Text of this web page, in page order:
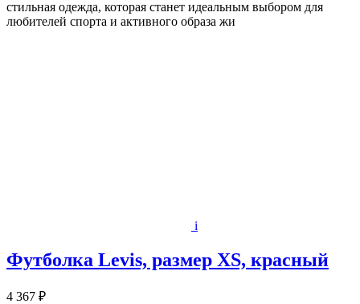
стильная одежда, которая станет идеальным выбором для
любителей спорта и активного образа жи
i
Футболка Levis, размер XS, красный
4 367 ₽